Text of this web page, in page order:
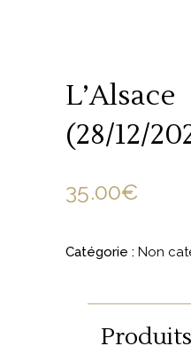
L’Alsace
(28/12/
35.00€
Catégorie : Non